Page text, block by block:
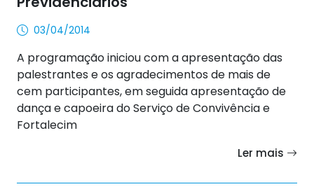
03/04/2014
A programação iniciou com a apresentação das
palestrantes e os agradecimentos de mais de
cem participantes, em seguida apresentação de
dança e capoeira do Serviço de Convivência e
Fortalecim
Ler mais